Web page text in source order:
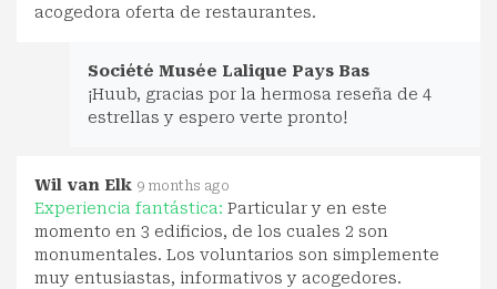
acogedora oferta de restaurantes.
Société Musée Lalique Pays Bas
¡Huub, gracias por la hermosa reseña de 4
estrellas y espero verte pronto!
Wil van Elk 9 months ago
Experiencia fantástica: Particular y en este
momento en 3 edificios, de los cuales 2 son
monumentales. Los voluntarios son simplemente
muy entusiastas, informativos y acogedores.